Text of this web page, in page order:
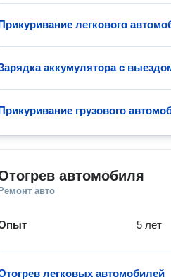
легкового
аккумулятора с
грузового
автомобиля
Ремонт авто
5 лет
легковых автомобилей